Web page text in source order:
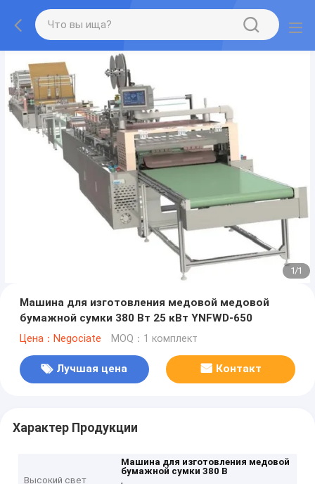
1/1
Машина для изготовления медовой медовой
бумажной сумки 380 Вт 25 кВт YNFWD-650
Цена：Negociate MOQ：1 комплект
Лучшая цена Контакт
Характер Продукции
Высокий свет
Машина для изготовления медовой
бумажной сумки 380 В
,